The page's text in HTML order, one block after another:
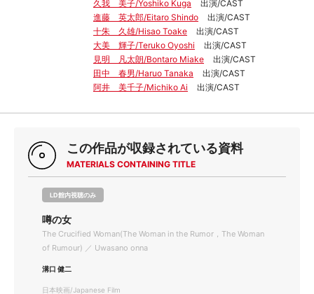
久我 美子/Yoshiko Kuga
出演/CAST
進藤 英太郎/Eitaro Shindo
出演/CAST
十朱 久雄/Hisao Toake
出演/CAST
大美 輝子/Teruko Oyoshi
出演/CAST
見明 凡太朗/Bontaro Miake
出演/CAST
田中 春男/Haruo Tanaka
出演/CAST
阿井 美千子/Michiko Ai
出演/CAST
この作品が収録されている資料
MATERIALS CONTAINING TITLE
LD館内視聴のみ
噂の女
The Crucified Woman(The Woman in the Rumor，The Woman
of Rumour) ／ Uwasano onna
溝口 健二
日本映画/Japanese Film